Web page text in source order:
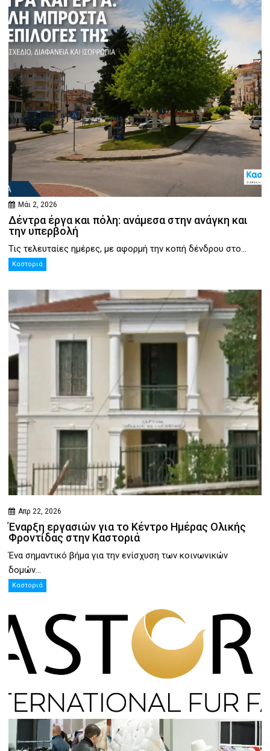
Μάι 2, 2026
Δέντρα έργα και πόλη: ανάμεσα στην ανάγκη και
την υπερβολή
Τις τελευταίες ημέρες, με αφορμή την κοπή δένδρου στο...
Καστοριά
Απρ 22, 2026
Έναρξη εργασιών για το Κέντρο Ημέρας Ολικής
Φροντίδας στην Καστοριά
Ένα σημαντικό βήμα για την ενίσχυση των κοινωνικών
δομών...
Καστοριά